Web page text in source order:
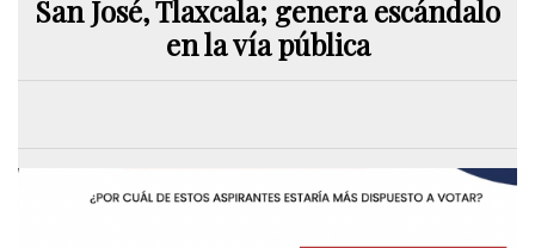
San José, Tlaxcala; genera escándalo
en la vía pública